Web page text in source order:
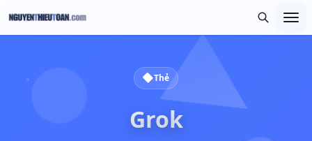
Thẻ
Grok